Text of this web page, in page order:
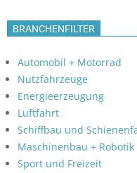
BRANCHENFILTER
Automobil + Motorrad
Nutzfahrzeuge
Energieerzeugung
Luftfahrt
Schiffbau und
Maschinenbau + Robotik
Sport und Freizeit